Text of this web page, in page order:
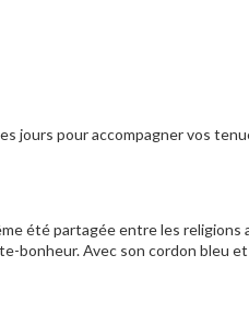
jours pour accompagner vos
été partagée entre les
bonheur. Avec son cordon bleu